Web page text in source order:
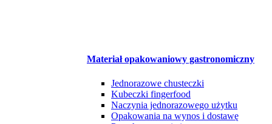
Materiał opakowaniowy gastronomiczny
Jednorazowe chusteczki
Kubeczki fingerfood
Naczynia jednorazowego użytku
Opakowania na wynos i dostawę